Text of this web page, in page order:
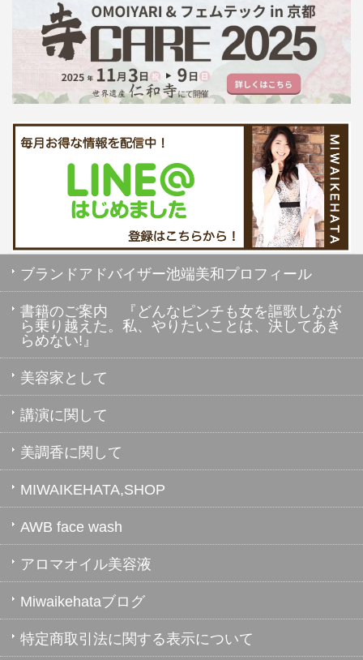
ブランドアドバイザー池端美和プロフィール
書籍のご案内 『どんなピンチも女を謳歌しなが
ら乗り越えた。私、やりたいことは、決してあき
らめない!』
美容家として
講演に関して
美調香に関して
MIWAIKEHATA,SHOP
AWB face wash
アロマオイル美容液
Miwaikehataブログ
特定商取引法に関する表示について